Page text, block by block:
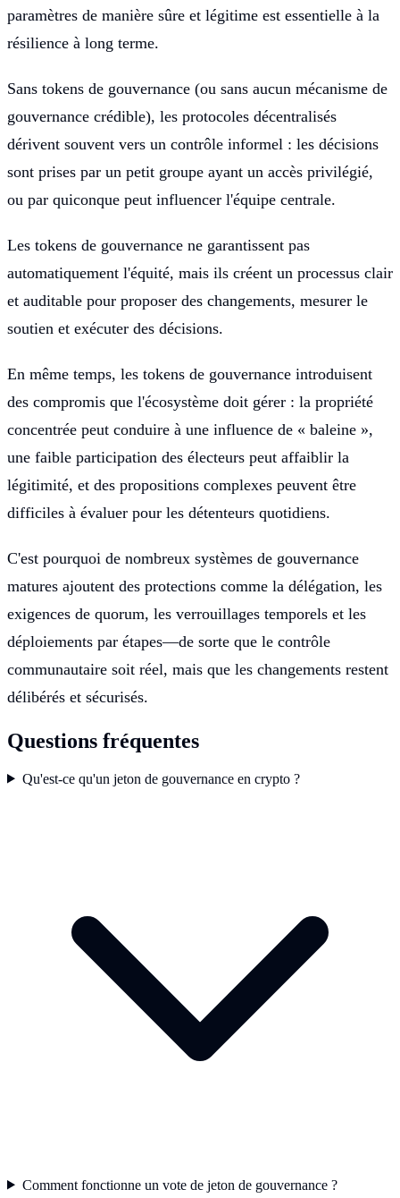
paramètres de manière sûre et légitime est essentielle à la
résilience à long terme.
Sans tokens de gouvernance (ou sans aucun mécanisme de
gouvernance crédible), les protocoles décentralisés
dérivent souvent vers un contrôle informel : les décisions
sont prises par un petit groupe ayant un accès privilégié,
ou par quiconque peut influencer l'équipe centrale.
Les tokens de gouvernance ne garantissent pas
automatiquement l'équité, mais ils créent un processus clair
et auditable pour proposer des changements, mesurer le
soutien et exécuter des décisions.
En même temps, les tokens de gouvernance introduisent
des compromis que l'écosystème doit gérer : la propriété
concentrée peut conduire à une influence de « baleine »,
une faible participation des électeurs peut affaiblir la
légitimité, et des propositions complexes peuvent être
difficiles à évaluer pour les détenteurs quotidiens.
C'est pourquoi de nombreux systèmes de gouvernance
matures ajoutent des protections comme la délégation, les
exigences de quorum, les verrouillages temporels et les
déploiements par étapes—de sorte que le contrôle
communautaire soit réel, mais que les changements restent
délibérés et sécurisés.
Questions fréquentes
Qu'est-ce qu'un jeton de gouvernance en crypto ?
Comment fonctionne un vote de jeton de gouvernance ?